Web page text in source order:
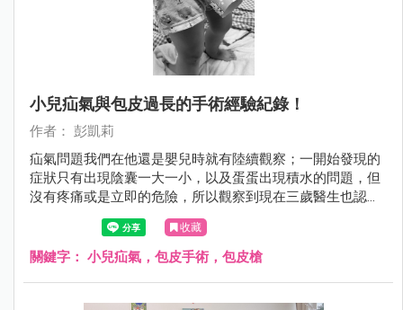
小兒疝氣與包皮過長的手術經驗紀錄！
作者： 彭凱莉
疝氣問題我們在他還是嬰兒時就有陸續觀察；一開始發現的
症狀只有出現陰囊一大一小，以及蛋蛋出現積水的問題，但
沒有疼痛或是立即的危險，所以觀察到現在三歲醫生也認為
無法自癒吸收後，就決定動刀處理，避免日後出現更大的問
題！ 而包皮過長問題，是在小王子兩歲開始自行如廁後發
現，他常常會表示尿尿部位疼痛，後來也常出現發炎和紅腫
收藏
關鍵字： 小兒疝氣，包皮手術，包皮槍